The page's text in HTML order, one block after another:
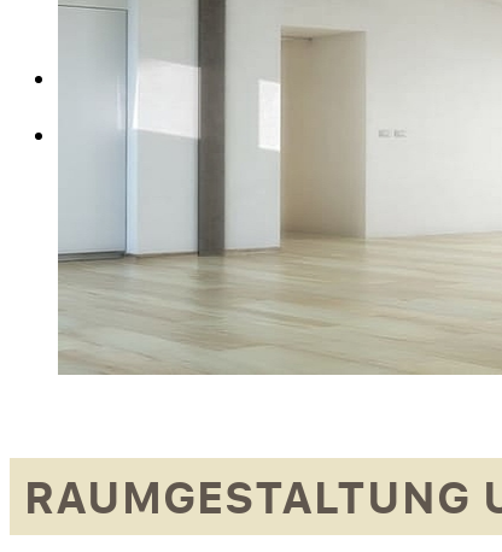
TECHNISCHE ERTÜCHTIGUNG
MITARBEITER
KONTAKT
RAUMGESTALTUNG